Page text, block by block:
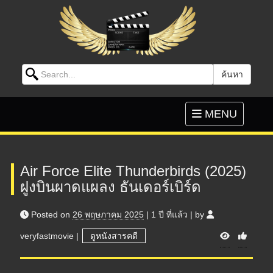
Search for: ค้นหา
Toggle
navigation
MENU
Air Force Elite Thunderbirds (2025)
ฝูงบินผาดแผลง ธันเดอร์เบิร์ด
Posted on 26 พฤษภาคม 2025 | 1 ปี ที่แล้ว | by
veryfastmovie | ดูหนังสารคดี V
i